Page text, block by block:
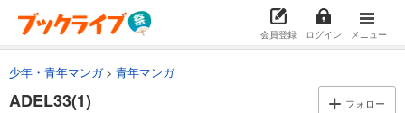
会員登録 ログイン メニュー
少年・青年マンガ 青年マンガ
ADEL33(1) フォロー